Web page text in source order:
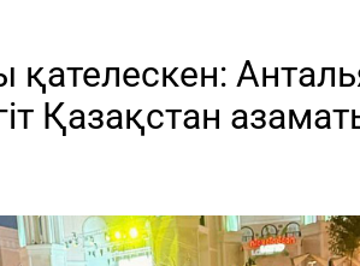
қателескен:
Қазақстан